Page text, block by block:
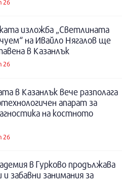
26
изложба „Светлината
на Ивайло Нягалов ще
в Казанлък
26
в Казанлък вече разполага
апарат за
на костното
26
в Гурково продължава
забавни занимания за